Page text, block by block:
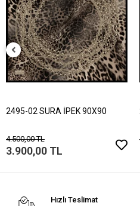
2495-02 SURA İPEK 90X90
4.500,00 TL
3.900,00 TL
Hızlı Teslimat